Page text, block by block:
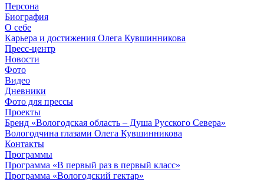
Персона
Биография
О себе
Карьера и достижения Олега Кувшинникова
Пресс-центр
Новости
Фото
Видео
Дневники
Фото для прессы
Проекты
Бренд «Вологодская область – Душа Русского Севера»
Вологодчина глазами Олега Кувшинникова
Контакты
Программы
Программа «В первый раз в первый класс»
Программа «Вологодский гектар»